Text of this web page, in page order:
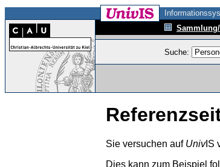
Suche:
Sie versuchen auf UnivIS
Dies kann zum Beispiel